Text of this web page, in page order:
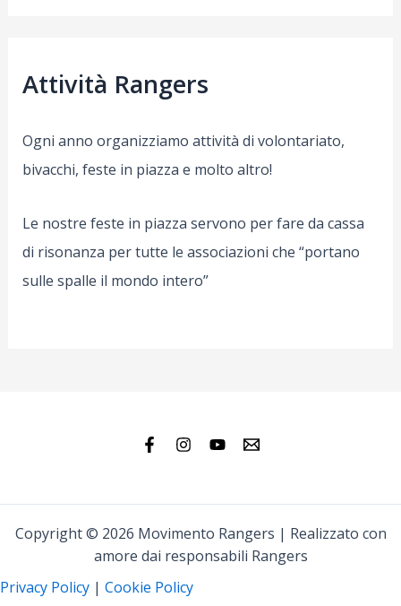
Attività Rangers
Ogni anno organizziamo attività di volontariato,
bivacchi, feste in piazza e molto altro!
Le nostre feste in piazza servono per fare da cassa
di risonanza per tutte le associazioni che “portano
sulle spalle il mondo intero”
Copyright © 2026 Movimento Rangers | Realizzato con
amore dai responsabili Rangers
Privacy Policy | Cookie Policy